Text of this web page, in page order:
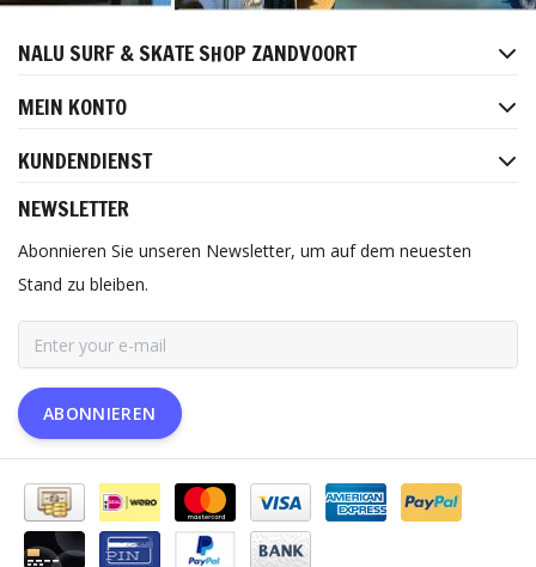
NALU SURF & SKATE SHOP ZANDVOORT
MEIN KONTO
KUNDENDIENST
NEWSLETTER
Abonnieren Sie unseren Newsletter, um auf dem neuesten
Stand zu bleiben.
ABONNIEREN